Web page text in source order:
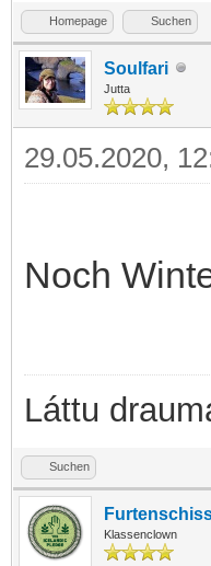
Homepage Suchen
Soulfari
Jutta
29.05.2020,
Noch
Láttu
Suchen
Klassenclown